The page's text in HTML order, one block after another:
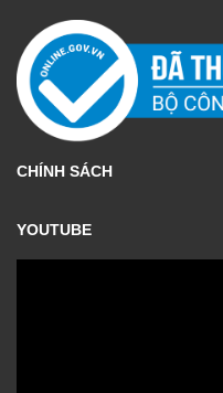
CHÍNH SÁCH
YOUTUBE